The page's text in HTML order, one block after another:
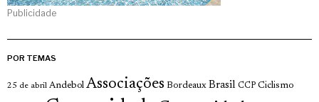
Publicidade
POR TEMAS
25 de abril Andebol Associações Bordeaux Brasil CCP Ciclismo